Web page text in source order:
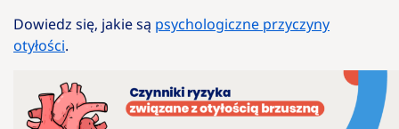
Dowiedz się, jakie są psychologiczne przyczyny
otyłości.